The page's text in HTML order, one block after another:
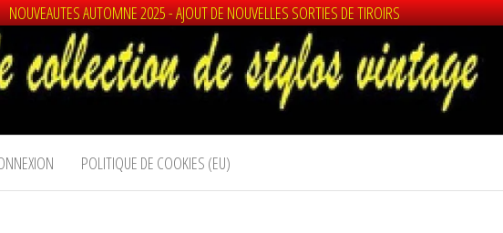
NOUVEAUTES AUTOMNE 2025 - AJOUT DE NOUVELLES SORTIES DE TIROIRS
POLITIQUE DE COOKIES (EU)